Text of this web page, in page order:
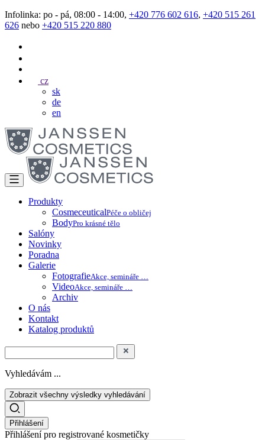
Infolinka: po - pá, 08:00 - 14:00, +420 776 602 616, +420 515 261
626 nebo +420 515 220 880
cz
sk
de
en
Produkty
CosmeceuticalPéče o obličej
BodyPro krásné tělo
Salóny
Novinky
Poradna
Galerie
FotografieAkce, semináře …
VideoAkce, semináře …
Archiv
O nás
Kontakt
Katalog produktů
Vyhledávám ...
Zobrazit všechny výsledky vyhledávání
Přihlášení
Přihlášení pro registrované kosmetičky